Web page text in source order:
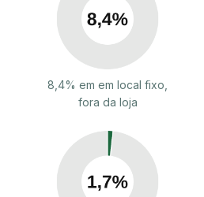
8,4% em em local fixo,
fora da loja